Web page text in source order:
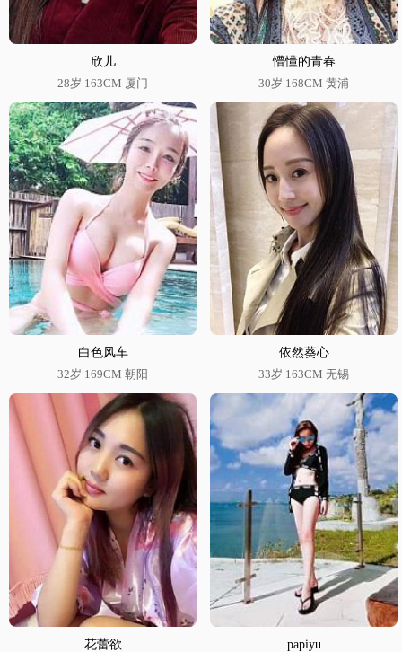
欣儿
28岁 163CM 厦门
懵懂的青春
30岁 168CM 黄浦
白色风车
32岁 169CM 朝阳
依然葵心
33岁 163CM 无锡
花蕾欲
papiyu